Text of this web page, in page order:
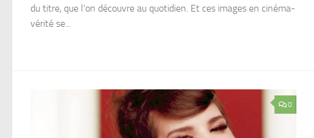
du titre, que l’on découvre au quotidien. Et ces images en cinéma-
vérité se...
0